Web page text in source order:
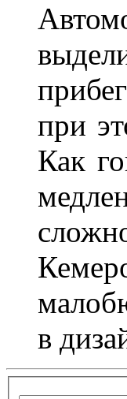
при
Как
в